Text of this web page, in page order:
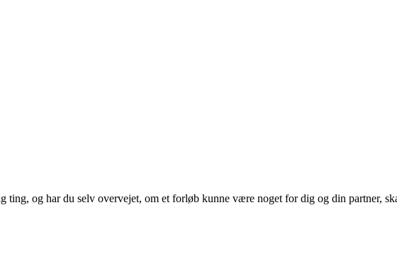
og har du selv overvejet, om et forløb kunne være noget for dig og din partner,